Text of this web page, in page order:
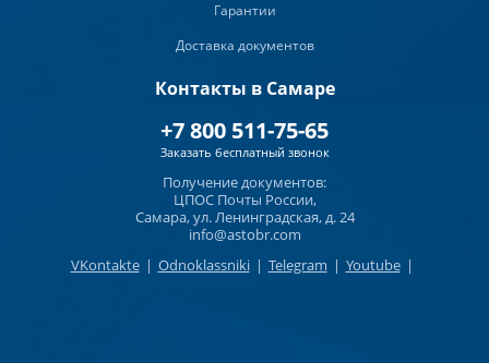
Гарантии
Доставка документов
Контакты в Самаре
+7 800 511-75-65
Заказать бесплатный звонок
Получение документов:
ЦПОС Почты России,
Самара, ул. Ленинградская, д. 24
info@astobr.com
VKontakte | Odnoklassniki | Telegram | Youtube |